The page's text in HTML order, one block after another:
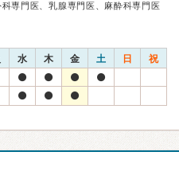
専門医、乳腺専門医、麻酔科専門医
水 木 金 土 日 祝